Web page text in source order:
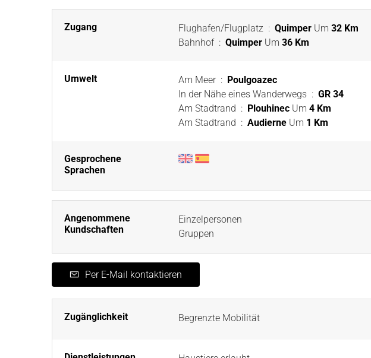
Zugang Flughafen/Flugplatz : Quimper Um 32 Km
Bahnhof: Quimper Um 36 Km
Umwelt Am Meer: Poulgoazec
In der Nähe eines Wanderwegs : GR 34
Am Stadtrand : Plouhinec Um 4 Km
Am Stadtrand : Audierne Um 1 Km
Gesprochene
Sprachen
Angenommene
Kundschaften
Einzelpersonen
Gruppen
Per E-Mail kontaktieren
Zugänglichkeit Begrenzte Mobilität